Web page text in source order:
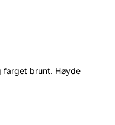
farget brunt. Høyde